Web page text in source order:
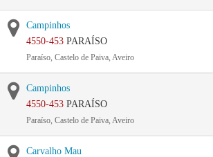
Campinhos
4550-453 PARAÍSO
Paraíso, Castelo de Paiva, Aveiro
Campinhos
4550-453 PARAÍSO
Paraíso, Castelo de Paiva, Aveiro
Carvalho Mau